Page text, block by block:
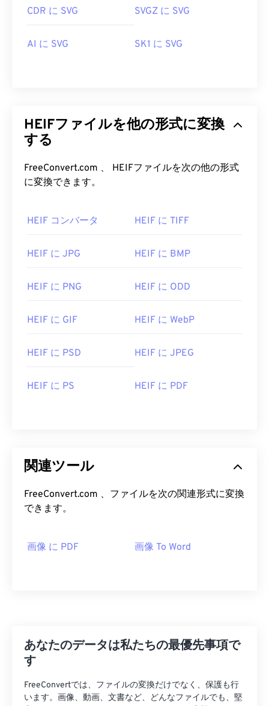
CDR に SVG SVGZ に SVG
AI に SVG SK1 に SVG
HEIFファイルを他の形式に変換
する
FreeConvert.com 、 HEIFファイルを次の他の形式
に変換できます。
HEIF コンバータ HEIF に TIFF
HEIF に JPG HEIF に BMP
HEIF に PNG HEIF に ODD
HEIF に GIF HEIF に WebP
HEIF に PSD HEIF に JPEG
HEIF に PS HEIF に PDF
関連ツール
FreeConvert.com 、ファイルを次の関連形式に変換
できます。
画像 に PDF 画像 To Word
あなたのデータは私たちの最優先事項で
す
FreeConvertでは、ファイルの変換だけでなく、保護も行
います。画像、動画、文書など、どんなファイルでも、堅